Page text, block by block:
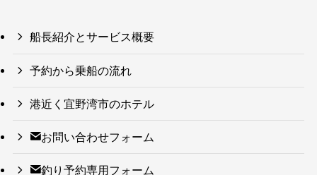
船長紹介とサービス概要
予約から乗船の流れ
港近く宜野湾市のホテル
お問い合わせフォーム
釣り予約専用フォーム